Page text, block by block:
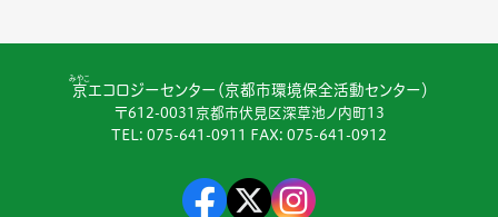
京
みやこ
エコロジーセンター（京都市環境保全活動センター）
〒612-0031京都市伏見区深草池ノ内町13
TEL: 075-641-0911 FAX: 075-641-0912